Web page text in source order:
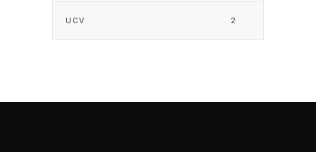
UCV 2